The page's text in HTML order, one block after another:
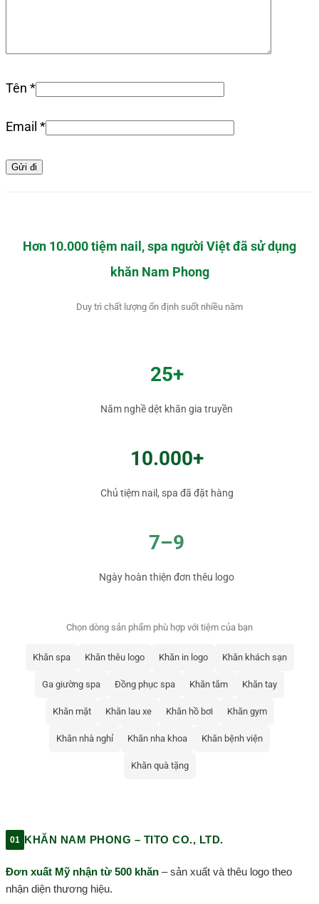
Tên *
Email *
Hơn 10.000 tiệm nail, spa người Việt đã sử dụng
khăn Nam Phong
Duy trì chất lượng ổn định suốt nhiều năm
25+
Năm nghề dệt khăn gia truyền
10.000+
Chủ tiệm nail, spa đã đặt hàng
7–9
Ngày hoàn thiện đơn thêu logo
Chọn dòng sản phẩm phù hợp với tiệm của bạn
Khăn spa Khăn thêu logo Khăn in logo Khăn khách sạn
Ga giường spa Đồng phục spa Khăn tắm Khăn tay
Khăn mặt Khăn lau xe Khăn hồ bơi Khăn gym
Khăn nhà nghỉ Khăn nha khoa Khăn bệnh viện
Khăn quà tặng
01 KHĂN NAM PHONG – TITO CO., LTD.
Đơn xuất Mỹ nhận từ 500 khăn – sản xuất và thêu logo theo
nhận diện thương hiệu.